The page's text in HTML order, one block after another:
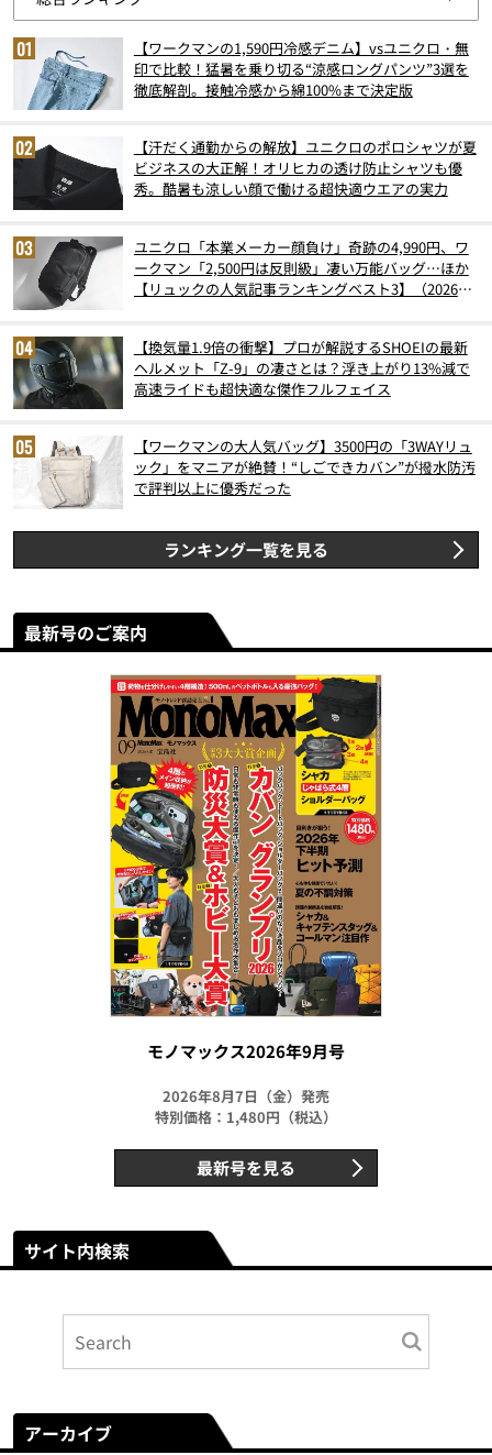
【ワークマンの1,590円冷感デニム】vsユニクロ・無
印で比較！猛暑を乗り切る“涼感ロングパンツ”3選を
徹底解剖。接触冷感から綿100%まで決定版
【汗だく通勤からの解放】ユニクロのポロシャツが夏
ビジネスの大正解！オリヒカの透け防止シャツも優
秀。酷暑も涼しい顔で働ける超快適ウエアの実力
ユニクロ「本業メーカー顔負け」奇跡の4,990円、ワ
ークマン「2,500円は反則級」凄い万能バッグ…ほか
【リュックの人気記事ランキングベスト3】（2026年
【換気量1.9倍の衝撃】プロが解説するSHOEIの最新
ヘルメット「Z-9」の凄さとは？浮き上がり13%減で
高速ライドも超快適な傑作フルフェイス
【ワークマンの大人気バッグ】3500円の「3WAYリュ
ック」をマニアが絶賛！“しごできカバン”が撥水防汚
で評判以上に優秀だった
ランキング一覧を見る
最新号のご案内
モノマックス2026年9月号
2026年8月7日（金）発売
特別価格：1,480円（税込）
最新号を見る
サイト内検索
アーカイブ